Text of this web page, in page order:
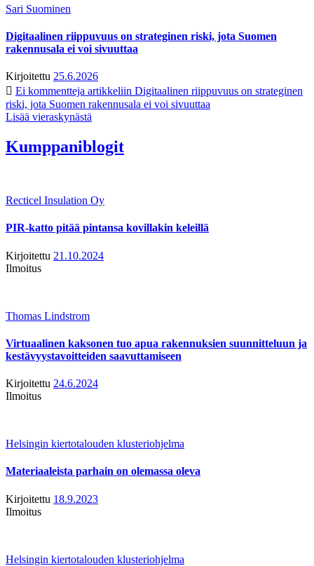
Sari Suominen
Digitaalinen riippuvuus on strateginen riski, jota Suomen
rakennusala ei voi sivuuttaa
Kirjoitettu 25.6.2026
Ei kommentteja artikkeliin Digitaalinen riippuvuus on strateginen
riski, jota Suomen rakennusala ei voi sivuuttaa
Lisää vieraskynästä
Kumppaniblogit
Recticel Insulation Oy
PIR-katto pitää pintansa kovillakin keleillä
Kirjoitettu 21.10.2024
Ilmoitus
Thomas Lindstrom
Virtuaalinen kaksonen tuo apua rakennuksien suunnitteluun ja
kestävyystavoitteiden saavuttamiseen
Kirjoitettu 24.6.2024
Ilmoitus
Helsingin kiertotalouden klusteriohjelma
Materiaaleista parhain on olemassa oleva
Kirjoitettu 18.9.2023
Ilmoitus
Helsingin kiertotalouden klusteriohjelma